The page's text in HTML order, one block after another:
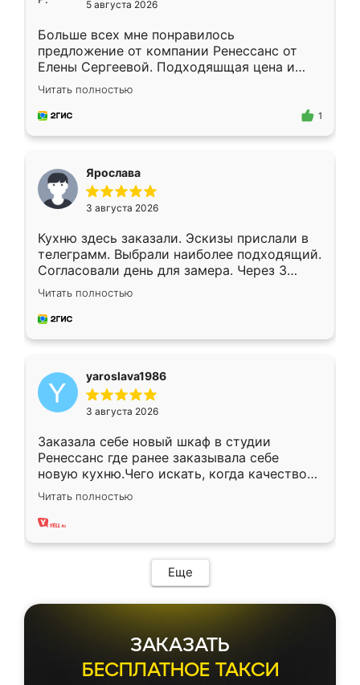
5 августа 2026
Больше всех мне понравилось
предложение от компании Ренессанс от
Елены Сергеевой. Подходяшщая цена и
короткие сроки изготовления. Приехавший
для замера сотрудник Владислав
предложил по моему эскизу самый
Читать полностью
1
Ярослава
3 августа 2026
Кухню здесь заказали. Эскизы прислали в
телеграмм. Выбрали наиболее подходящий.
Согласовали день для замера. Через 3
недели кухня была уже готова. Остались
довольны работой. Спасибо Ренессанс
мебель за качественную работу!
Читать полностью
yaroslava1986
3 августа 2026
Заказала себе новый шкаф в студии
Ренессанс где ранее заказывала себе
новую кухню.Чего искать, когда качеством
вполне довольна. Служит кухня уже почти
два года, нареканий нет.
Читать полностью
Еще
ЗАКАЗАТЬ
БЕСПЛАТНОЕ ТАКСИ